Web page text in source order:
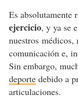
Es absolutamente
ejercicio, y ya se
nuestros
comunicación e,
Sin embargo,
deportedebido a
articulaciones.